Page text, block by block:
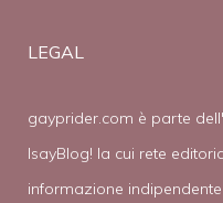
LEGAL
gayprider.com è parte
IsayBlog! la cui rete
informazione